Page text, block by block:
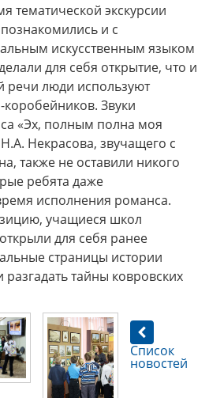
тематической экскурсии
и с
искусственным языком
для себя открытие, что и
речи люди используют
Звуки
«Эх, полным полна моя
Некрасова, звучащего с
также не оставили никого
ребята даже
исполнения романса.
учащиеся школ
для себя ранее
страницы истории
тайны ковровских
Список
новостей